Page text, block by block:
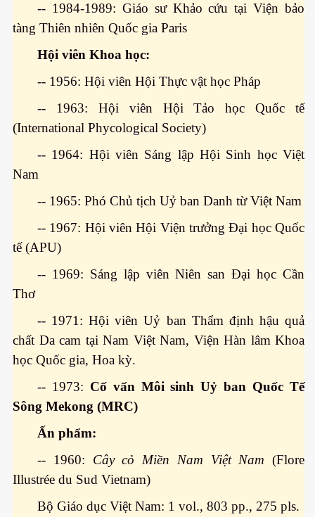
-- 1984-1989: Giáo sư Khảo cứu tại Viện bảo
tàng Thiên nhiên Quốc gia Paris
Hội viên Khoa học:
-- 1956: Hội viên Hội Thực vật học Pháp
-- 1963: Hội viên Hội Tảo học Quốc tế
(International Phycological Society)
-- 1964: Hội viên Sáng lập Hội Sinh học Việt
Nam
-- 1965: Phó Chủ tịch Uỷ ban Danh từ Việt Nam
-- 1967: Hội viên Hội Viện trưởng Đại học Quốc
tế (APU)
-- 1969: Sáng lập viên Niên san Đại học Cần
Thơ
-- 1971: Hội viên Uỷ ban Thẩm định hậu quả
chất Da cam tại Nam Việt Nam, Viện Hàn lâm Khoa
học Quốc gia, Hoa kỳ.
-- 1973: Cố vấn Môi sinh Uỷ ban Quốc Tế
Sông Mekong (MRC)
Ấn phẩm:
-- 1960: Cây cỏ Miền Nam Việt Nam (Flore
Illustrée du Sud Vietnam)
Bộ Giáo dục Việt Nam: 1 vol., 803 pp., 275 pls.